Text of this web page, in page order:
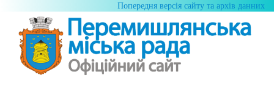
Попередня версія сайту та архів данних